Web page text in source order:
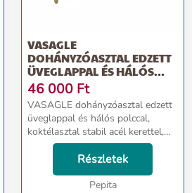
VASAGLE
DOHÁNYZÓASZTAL EDZETT
ÜVEGLAPPAL ÉS HÁLÓS
POLCCAL, 106 X...
46 000 Ft
VASAGLE dohányzóasztal edzett
üveglappal és hálós polccal,
koktélasztal stabil acél kerettel,
nappaliba, arany színben - Szín:
Arany, Átlátszó - Anyag: Acél,
Edzett üveg - Termék mérete: 106
Részletek
Pepita